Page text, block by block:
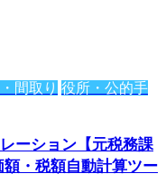
間取り 役所・公的手
ーション【元税務課
・税額自動計算ツー